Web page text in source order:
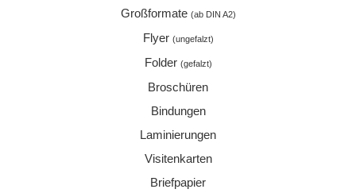
Großformate (ab DIN A2)
Flyer (ungefalzt)
Folder (gefalzt)
Broschüren
Bindungen
Laminierungen
Visitenkarten
Briefpapier